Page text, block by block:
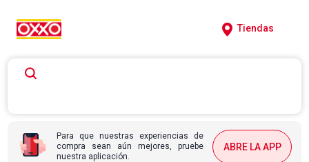
Tiendas
Para que nuestras experiencias de
compra sean aún mejores, pruebe
nuestra aplicación.
ABRE LA APP